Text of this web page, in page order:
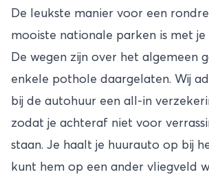
De leukste manier voor een
mooiste nationale parken is met je
De wegen zijn over het algemeen
enkele pothole daargelaten. Wij
bij de autohuur een all-in
zodat je achteraf niet voor
staan. Je haalt je huurauto op bij
kunt hem op een ander vliegveld